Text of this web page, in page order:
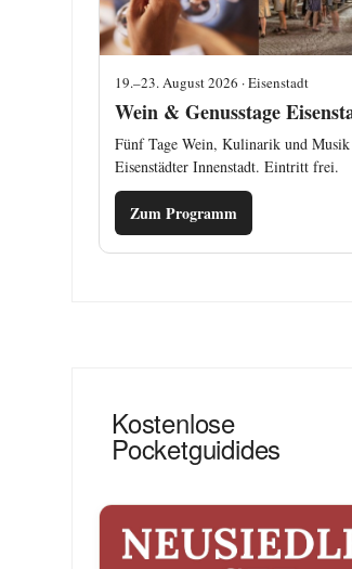
19.–23. August 2026 · Eisenstadt
Wein & Genusstage
Fünf Tage Wein, Kulinarik und
Eisenstädter Innenstadt. Eintritt frei.
Zum Programm
Kostenlose
Pocketguidides